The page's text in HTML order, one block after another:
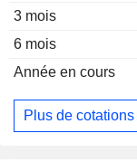
3 mois
6 mois
Année en cours
Plus de cotations